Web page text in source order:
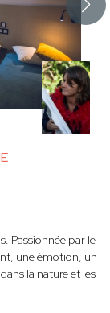
Passionnée par le
une émotion, un
la nature et les